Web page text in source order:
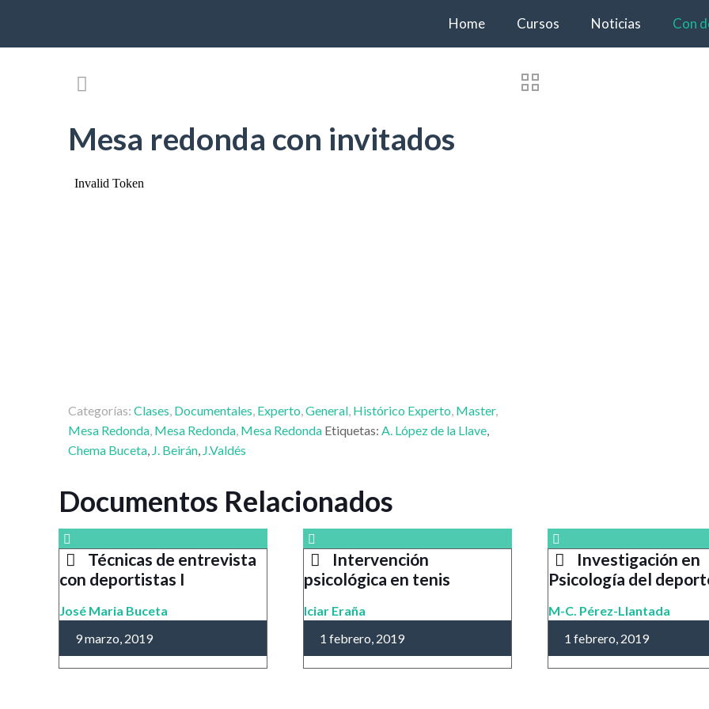
Home Cursos Noticias Con
Mesa redonda con invitados
Categorías:Clases, Documentales, Experto,General, Histórico Experto, Master,
Mesa Redonda, Mesa Redonda, Mesa Redonda Etiquetas:A. López de la Llave,
Chema Buceta, J. Beirán, J.Valdés
Documentos Relacionados
Técnicas de entrevista
con deportistas I
José Maria Buceta
9 marzo, 2019
Intervención
psicológica en tenis
Iciar Eraña
1 febrero, 2019
Investigación en
Psicología del
M-C. Pérez-Llantada
1 febrero, 2019